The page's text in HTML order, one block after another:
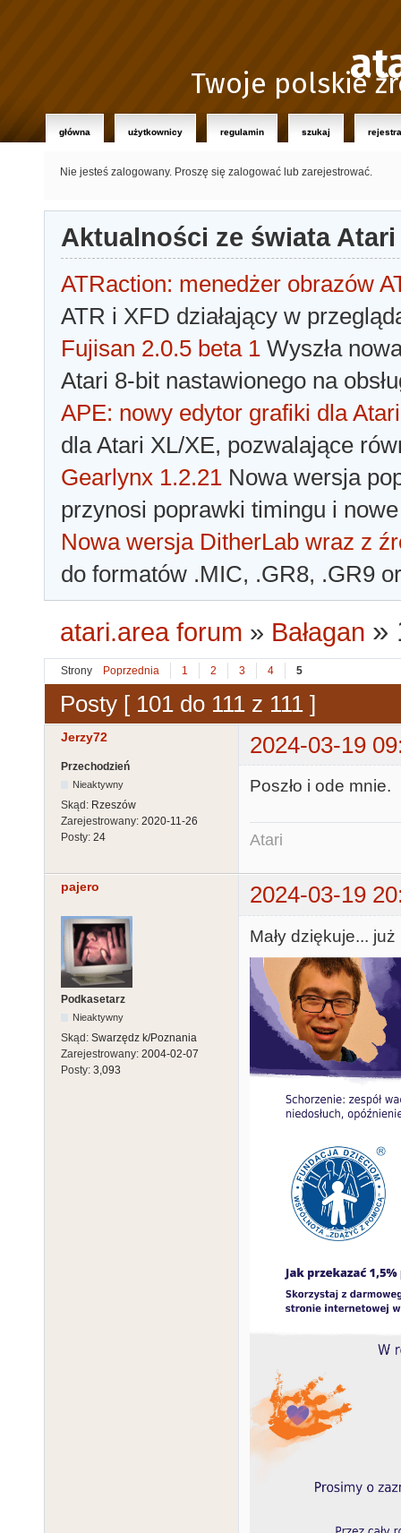
Twoje polskie
główna użytkownicy regulamin szukaj
Nie jesteś zalogowany. Proszę się zalogować lub zarejestrować.
Aktualności ze świata Atari
ATRaction: menedżer obrazów
ATR i XFD działający w
Fujisan 2.0.5 beta 1 Wyszła
Atari 8-bit nastawionego na
APE: nowy edytor grafiki dla Atari
dla Atari XL/XE, pozwalające
Gearlynx 1.2.21 Nowa wersja
przynosi poprawki timingu i
Nowa wersja DitherLab wraz z
do formatów .MIC, .GR8, .GR9
atari.area forum » Bałagan »
Strony Poprzednia 1 2 3 4 5
Posty [ 101 do 111 z 111 ]
Jerzy72 2024-03-19
Przechodzień
Nieaktywny
Skąd: Rzeszów
Zarejestrowany: 2020-11-26
Posty: 24
Poszło i ode mnie.
Atari
pajero 2024-03-19
Podkasetarz
Nieaktywny
Skąd: Swarzędz k/Poznania
Zarejestrowany: 2004-02-07
Posty: 3,093
Mały dziękuje...